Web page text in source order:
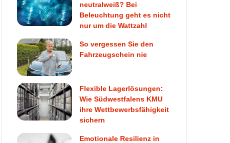
neutralweiß? Bei
Beleuchtung geht es nicht
nur um die Wattzahl
So vergessen Sie den
Fahrzeugschein nie
Flexible Lagerlösungen:
Wie Südwestfalens KMU
ihre Wettbewerbsfähigkeit
sichern
Emotionale Resilienz in